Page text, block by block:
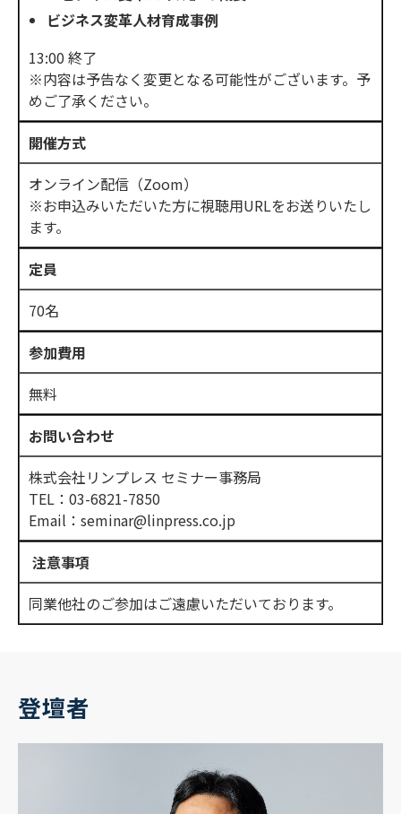
ビジネス変革人材育成事例
13:00 終了
※内容は予告なく変更となる可能性がございます。予
めご了承ください。
開催方式
オンライン配信（Zoom）
※お申込みいただいた方に視聴用URLをお送りいたし
ます。
定員
70名
参加費用
無料
お問い合わせ
株式会社リンプレス セミナー事務局
TEL：03-6821-7850
Email：seminar@linpress.co.jp
注意事項
同業他社のご参加はご遠慮いただいております。
登壇者